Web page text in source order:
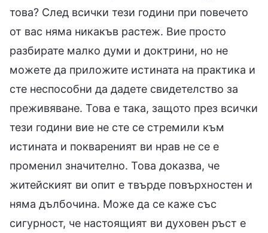
това? След всички тези години при повечето
от вас няма никакъв растеж. Вие просто
разбирате малко думи и доктрини, но не
можете да приложите истината на практика и
сте неспособни да дадете свидетелство за
преживяване. Това е така, защото през всички
тези години вие не сте се стремили към
истината и поквареният ви нрав не се е
променил значително. Това доказва, че
житейският ви опит е твърде повърхностен и
няма дълбочина. Може да се каже със
сигурност, че настоящият ви духовен ръст е